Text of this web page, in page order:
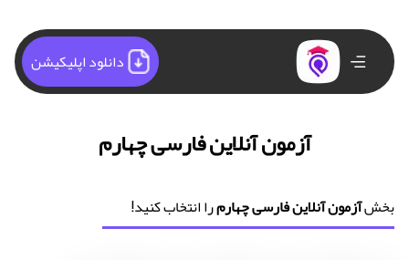
دانلود اپلیکیشن
آزمون آنلاین فارسی چهارم
بخشآزمون آنلاین فارسی چهارمرا انتخاب کنید!